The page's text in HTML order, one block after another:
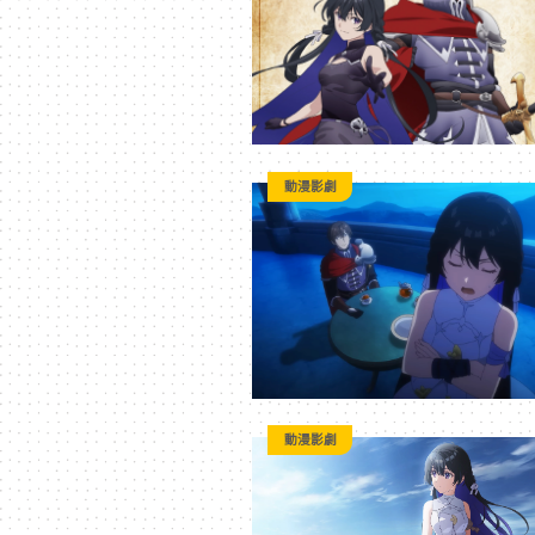
科
技
全
方
位
資
訊
動漫影劇
動漫影劇